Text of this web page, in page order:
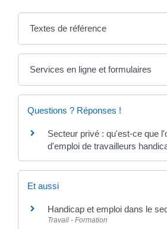
Textes de référence
Services en ligne et formulaires
Questions ? Réponses !
Secteur privé : qu'est-ce que
d'emploi de travailleurs
Et aussi
Handicap et emploi dans le
Travail - Formation